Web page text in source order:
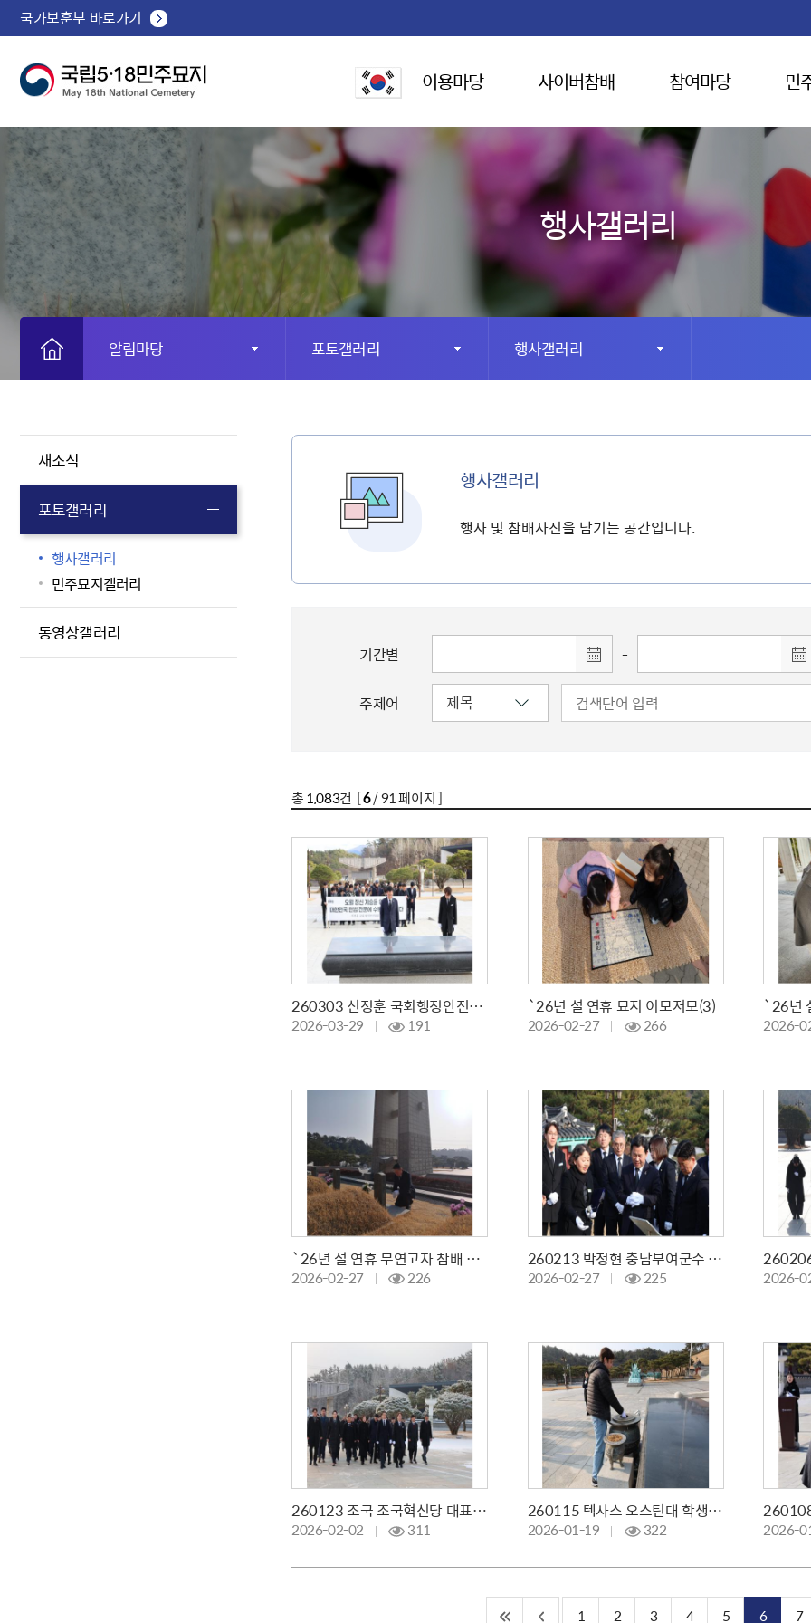
국가보훈부 바로가기
이용마당 사이버참배 참여마당 민
행사갤러리
알림마당 포토갤러리 행사갤러리
새소식
포토갤러리
행사갤러리
민주묘지갤러리
동영상갤러리
행사갤러리
행사 및 참배사진을 남기는 공간입니다.
기간별 -
주제어
총1,083건 [6/ 91 페이지 ]
260303 신정훈 국회행정안전위원장 등 참배
2026-03-29 191
`26년 설 연휴 묘지 이모저모(3)
2026-02-27 266
`26년
2026-
`26년 설 연휴 무연고자 참배 대행
2026-02-27 226
260213 박정현 충남부여군수 등 참배
2026-02-27 225 2026-
260123 조국 조국혁신당 대표 등 참배
2026-02-02 311
260115 텍사스 오스틴대 학생 일동 참배
2026-01-19 322 2026-
1 2 3 4 5 6 7